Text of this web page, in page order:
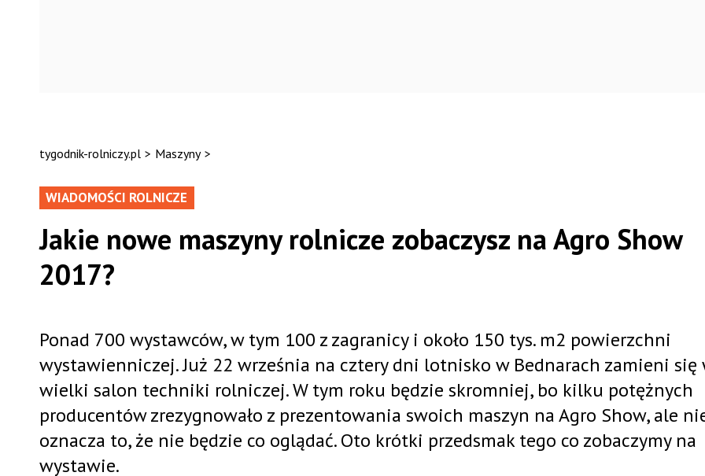
tygodnik-rolniczy.pl > Maszyny >
WIADOMOŚCI ROLNICZE
Jakie nowe maszyny rolnicze zobaczysz na Agro Show
2017?
Ponad 700 wystawców, w tym 100 z zagranicy i około 150 tys. m2 powierzchni
wystawienniczej. Już 22 września na cztery dni lotnisko w Bednarach zamieni się
wielki salon techniki rolniczej. W tym roku będzie skromniej, bo kilku potężnych
producentów zrezygnowało z prezentowania swoich maszyn na Agro Show, ale
oznacza to, że nie będzie co oglądać. Oto krótki przedsmak tego co zobaczymy na
wystawie.